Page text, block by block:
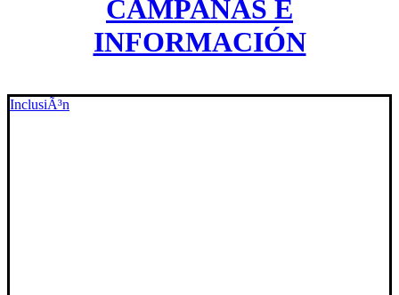
CAMPAÑAS E
INFORMACIÓN
InclusiÃ³n